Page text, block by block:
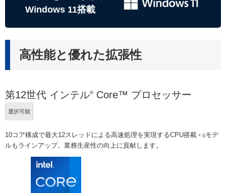
Windows 11搭載
高性能と優れた拡張性
第12世代 インテル®Core™ プロセッサー
選択可能
10コア構成で最大12スレッドによる高速処理を実現するCPU搭載 ＊6モデ
ルもラインアップ。業務生産性の向上に貢献します。